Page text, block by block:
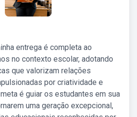
entrega é completa ao
no contexto escolar, adotando
que valorizam relações
por criatividade e
é guiar os estudantes em sua
uma geração excepcional,